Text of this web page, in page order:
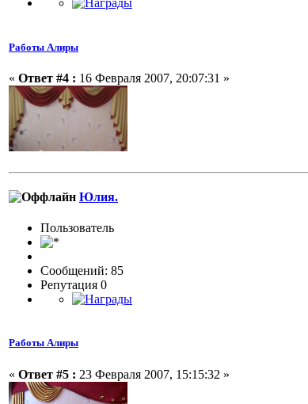
Работы Алиры
« Ответ #4 : 16 Февраля 2007, 20:07:31 »
Юлия.
Пользовaтeль
Сообщений: 85
Репутация 0
Работы Алиры
« Ответ #5 : 23 Февраля 2007, 15:15:32 »